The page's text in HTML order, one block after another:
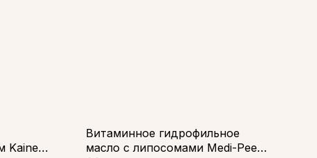
Kaine
Витаминное гидрофильное
масло с липосомами Medi-Peel